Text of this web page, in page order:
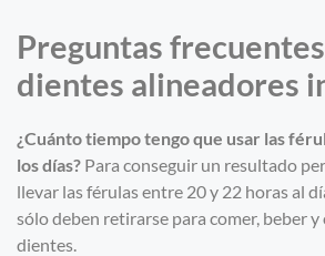
Preguntas
dientes alineadores
¿Cuánto tiempo tengo que usar las
los días? Para conseguir un resultado
llevar las férulas entre 20 y 22 horas al
sólo deben retirarse para comer, beber y
dientes.